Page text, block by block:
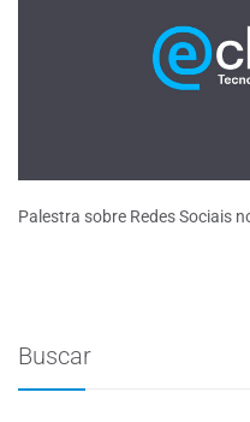
Palestra sobre Redes Sociais
Buscar